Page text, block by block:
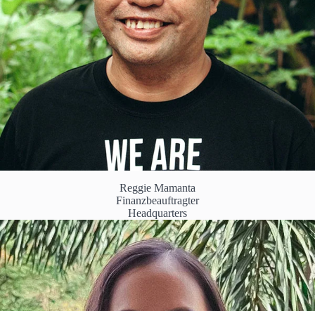
Reggie Mamanta
Finanzbeauftragter
Headquarters